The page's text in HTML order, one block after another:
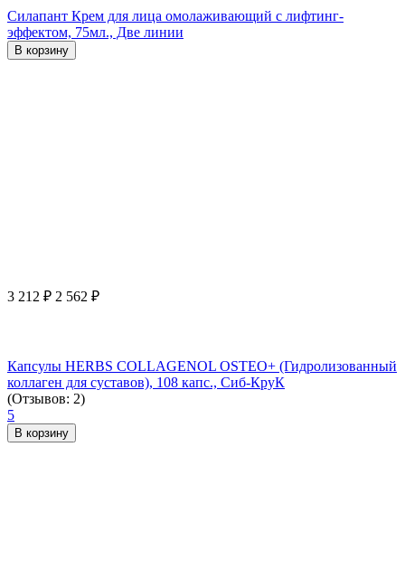
Силапант Крем для лица омолаживающий с лифтинг-
эффектом, 75мл., Две линии
В корзину
3 212 ₽ 2 562 ₽
Капсулы HERBS COLLAGENOL OSTEO+ (Гидролизованный
коллаген для суставов), 108 капс., Сиб-КруК
(Отзывов: 2)
5
В корзину